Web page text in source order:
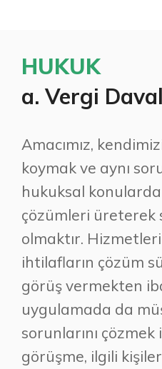
HUKUK
a. Vergi
Amacımız,
koymak ve aynı
hukuksal
çözümleri üreterek
olmaktır.
ihtilafların çözüm
görüş vermekten
uygulamada da
sorunlarını
görüşme, ilgili